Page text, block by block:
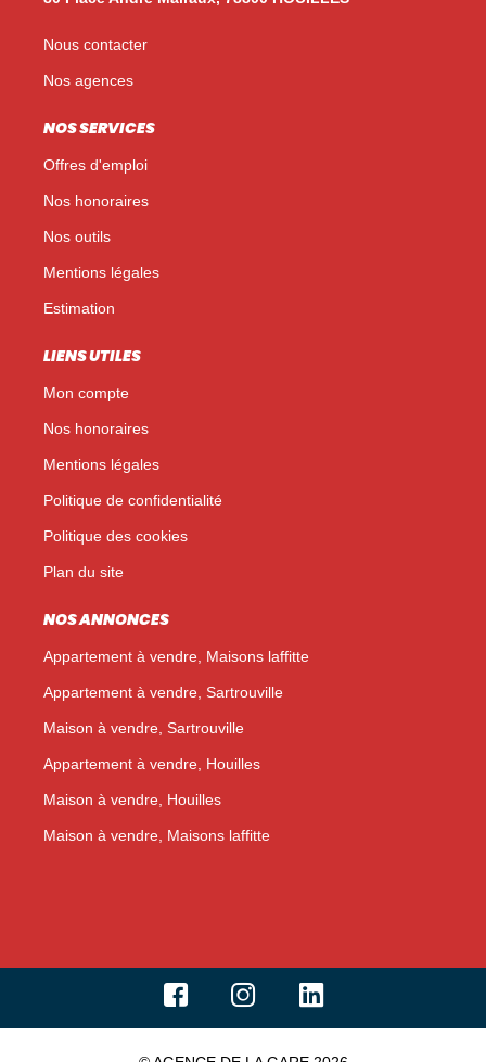
Nous contacter
Nos agences
NOS SERVICES
Offres d'emploi
Nos honoraires
Nos outils
Mentions légales
Estimation
LIENS UTILES
Mon compte
Nos honoraires
Mentions légales
Politique de confidentialité
Politique des cookies
Plan du site
NOS ANNONCES
Appartement à vendre, Maisons laffitte
Appartement à vendre, Sartrouville
Maison à vendre, Sartrouville
Appartement à vendre, Houilles
Maison à vendre, Houilles
Maison à vendre, Maisons laffitte